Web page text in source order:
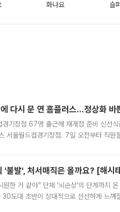
화나요 슬
다시 문 연 홈플러스…정상화 바
경기장점 67명 출근해 재개점 준비 신선
서울월드컵경기장점. 7일 오전부터 직
'불발', 처서매직은 올까요? [해시
원한 거 같아” 단체 ‘뇌손상’의 단계까지
30도대 초반이 상대적으로 선선하게 느껴